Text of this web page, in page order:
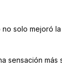
solo mejoró
sensación